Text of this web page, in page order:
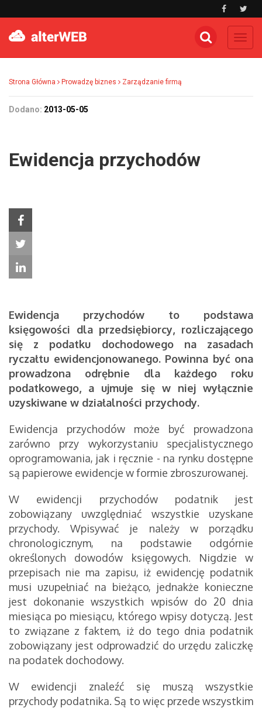
Strona Główna Prowadzę biznes Zarządzanie firmą
Dodano: 2013-05-05
Ewidencja przychodów
Ewidencja przychodów to podstawa
księgowości dla przedsiębiorcy, rozliczającego
się z podatku dochodowego na zasadach
ryczałtu ewidencjonowanego. Powinna być ona
prowadzona odrębnie dla każdego roku
podatkowego, a ujmuje się w niej wyłącznie
uzyskiwane w działalności przychody.
Ewidencja przychodów może być prowadzona
zarówno przy wykorzystaniu specjalistycznego
oprogramowania, jak i ręcznie - na rynku dostępne
są papierowe ewidencje w formie zbroszurowanej.
W ewidencji przychodów podatnik jest
zobowiązany uwzględniać wszystkie uzyskane
przychody. Wpisywać je należy w porządku
chronologicznym, na podstawie odgórnie
określonych dowodów księgowych. Nigdzie w
przepisach nie ma zapisu, iż ewidencję podatnik
musi uzupełniać na bieżąco, jednakże konieczne
jest dokonanie wszystkich wpisów do 20 dnia
miesiąca po miesiącu, którego wpisy dotyczą. Jest
to związane z faktem, iż do tego dnia podatnik
zobowiązany jest odprowadzić do urzędu zaliczkę
na podatek dochodowy.
W ewidencji znaleźć się muszą wszystkie
przychody podatnika. Są to więc przede wszystkim